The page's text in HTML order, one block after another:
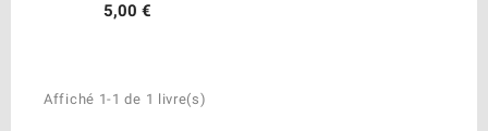
5,00 €
Affiché 1-1 de 1 livre(s)